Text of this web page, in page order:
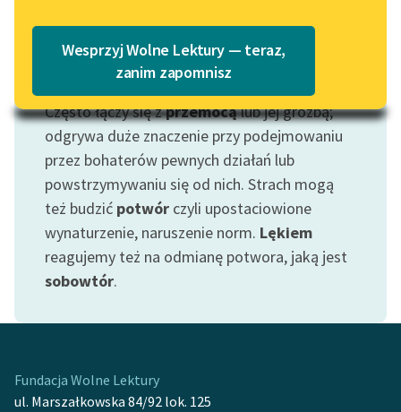
Lektury szkolne i klasyka
literatury do słuchania dla
uczennic i uczniów z
niepełnosprawnościami
E-kolekcja lektur
szkolnych i literatury do
słuchania dla uczennic i
uczniów z
skandynawskiej literatury
feministycznej
Katalog w formacie PDF
Wesprzyj Wolne Lektury — teraz,
zanim zapomnisz
Motyw: Strach
Często łączy się zprzemocąlub jej groźbą;
odgrywa duże znaczenie przy podejmowaniu
przez bohaterów pewnych działań lub
powstrzymywaniu się od nich. Strach mogą
też budzić potwór czyli upostaciowione
wynaturzenie, naruszenie norm. Lękiem
reagujemy też na odmianę potwora, jaką jest
sobowtór.
Fundacja Wolne Lektury
ul. Marszałkowska 84/92 lok. 125